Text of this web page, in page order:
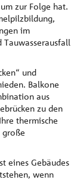
zur Folge hat.
im
und
Balkone
aus
zu den
thermische
große
eines Gebäudes
wenn